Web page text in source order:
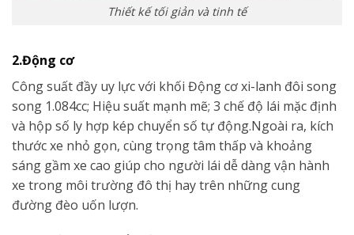
Thiết kế tối giản và tinh tế
2.Động cơ
Công suất đầy uy lực với khối Động cơ xi-lanh đôi song
song 1.084cc; Hiệu suất mạnh mẽ; 3 chế độ lái mặc định
và hộp số ly hợp kép chuyển số tự động.Ngoài ra, kích
thước xe nhỏ gọn, cùng trọng tâm thấp và khoảng
sáng gầm xe cao giúp cho người lái dễ dàng vận hành
xe trong môi trường đô thị hay trên những cung
đường đèo uốn lượn.